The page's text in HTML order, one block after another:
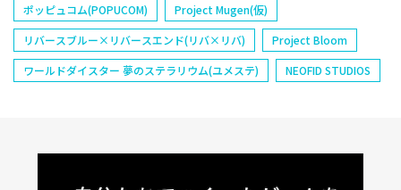
ポッピュコム(POPUCOM)
Project Mugen(仮)
リバースブルー×リバースエンド(リバ×リバ)
Project Bloom
ワールドダイスター 夢のステラリウム(ユメステ)
NEOFID STUDIOS